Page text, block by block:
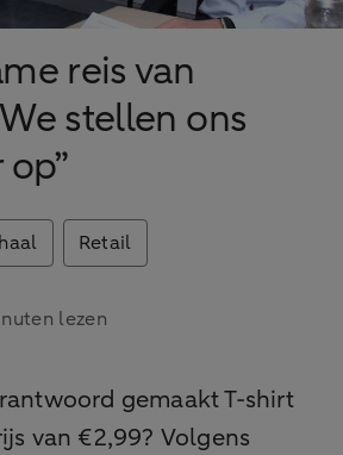
reis van
stellen ons
Retail
lezen
gemaakt T-shirt
van €2,99? Volgens